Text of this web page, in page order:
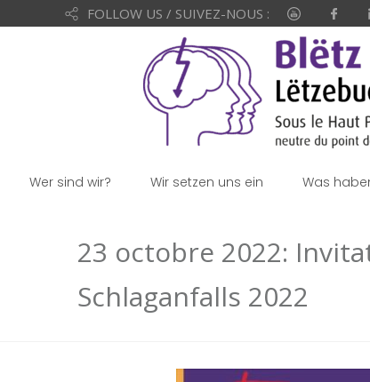
FOLLOW US / SUIVEZ-NOUS :
Wer sind wir? Wir setzen uns ein Was
23 octobre 2022:
Schlaganfalls 2022